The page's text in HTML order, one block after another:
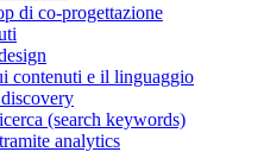
di co-progettazione
contenuti e il linguaggio
(search keywords)
analytics